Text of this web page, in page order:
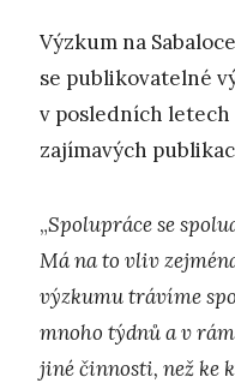
Výzkum na
se publikovatelné
v posledních letech
zajímavých
„Spolupráce se
Má na to vliv
výzkumu trávíme
mnoho týdnů a v
jiné činnosti, než ke